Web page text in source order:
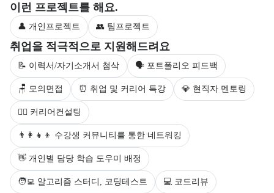
이런 프로젝트를 해요.
부트캠프 과정에서 진행하는 프로젝트 유형을 안내한다.
👤 개인프로젝트 👥 팀프로젝트
취업을 적극적으로 지원해드려요
부트캠프 수강생을 대상으로 제공되는 취업 지원 서비스를 안내한다.
📝 이력서/자기소개서 첨삭 🗣 포트폴리오 피드백
🪑 모의면접 ⏰ 취업 및 커리어 특강 💎 현직자 멘토링
💁‍♀️ 커리어컨설팅
👨‍👩‍👧‍👦 수강생 커뮤니티를 통한 네트워킹
👋 개인별 담당 학습 도우미 배정
🧑‍💻 알고리즘 스터디, 코딩테스트 💻 코드리뷰